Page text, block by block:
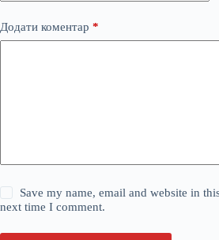
Додати коментар *
Save my name, email and website in
next time I comment.